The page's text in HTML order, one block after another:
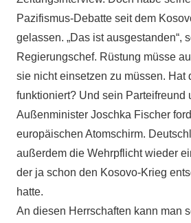
Pazifismus-Debatte seit dem
gelassen. „Das ist ausgestanden“,
Regierungschef. Rüstung müsse
sie nicht einsetzen zu müssen. Hat
funktioniert? Und sein Parteifreund
Außenminister Joschka Fischer
europäischen Atomschirm.
außerdem die Wehrpflicht wieder
der ja schon den Kosovo-Krieg
hatte.
An diesen Herrschaften kann man